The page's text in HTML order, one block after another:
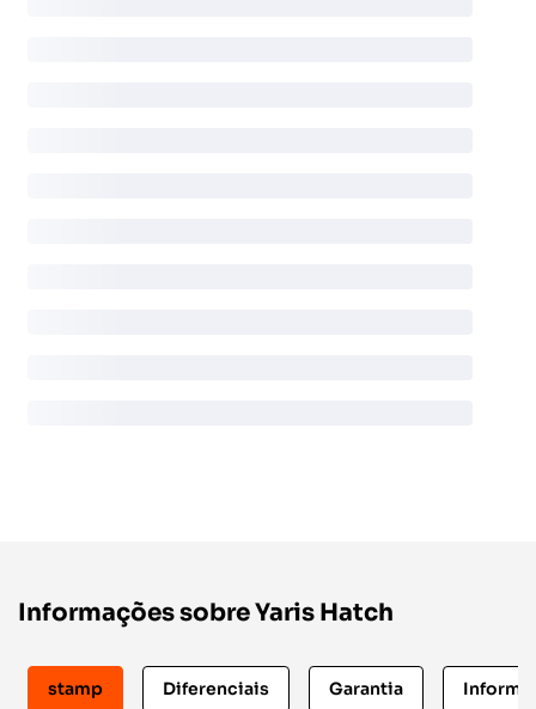
Informações sobre Yaris Hatch
stamp Diferenciais Garantia